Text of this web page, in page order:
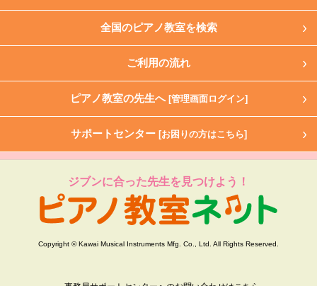
全国のピアノ教室を検索
ご利用の流れ
ピアノ教室の先生へ [管理画面ログイン]
サポートセンター [お困りの方はこちら]
ジブンに合った先生を見つけよう！
Copyright © Kawai Musical Instruments Mfg. Co., Ltd. All Rights Reserved.